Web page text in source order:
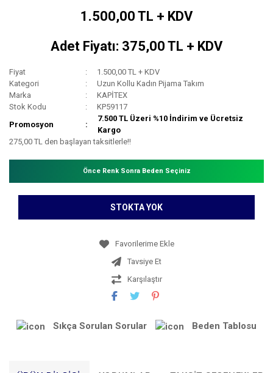
1.500,00 TL + KDV
Adet Fiyatı: 375,00 TL + KDV
Fiyat
1.500,00 TL + KDV
Kategori
Uzun Kollu Kadın Pijama Takım
Marka
KAPİTEX
Stok Kodu
KP59117
Promosyon
7.500 TL Üzeri %10 İndirim ve Ücretsiz
Kargo
275,00 TL den başlayan taksitlerle!!
Önce Renk Sonra Beden Seçiniz
STOKTA YOK
Tavsiye Et
Karşılaştır
Sıkça Sorulan Sorular Beden Tablosu